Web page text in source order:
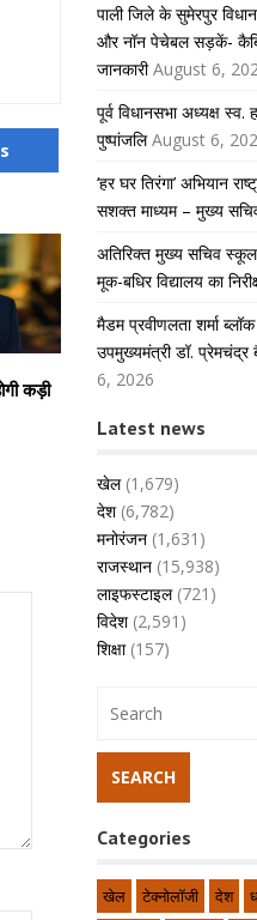
कड़ी
पाली जिले के सुमेरपुर
और नॉन पेचेबल सड़कें-
जानकारी August 6,
पूर्व विधानसभा अध्यक्ष
पुष्पांजलि August 6,
‘हर घर तिरंगा’ अभियान
सशक्त माध्यम – मुख्य
अतिरिक्त मुख्य सचिव स्कूल
मूक-बधिर विद्यालय का
मैडम प्रवीणलता शर्मा
उपमुख्यमंत्री डॉ. प्रेमचंद्र
6, 2026
Latest news
खेल(1,679)
देश(6,782)
मनोरंजन (1,631)
राजस्थान (15,938)
लाइफस्टाइल(721)
विदेश(2,591)
शिक्षा(157)
Categories
खेल टेक्नोलॉजी देश